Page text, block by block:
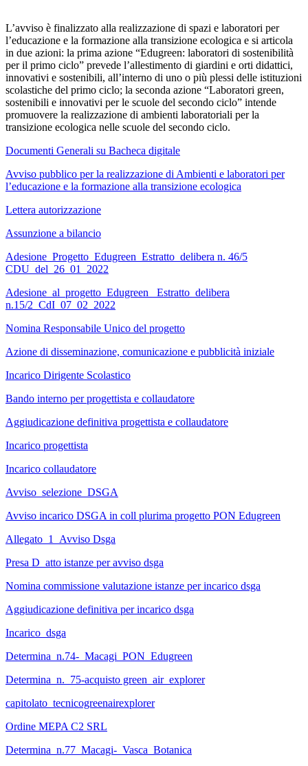
L’avviso è finalizzato alla realizzazione di spazi e laboratori per
l’educazione e la formazione alla transizione ecologica e si articola
in due azioni: la prima azione “Edugreen: laboratori di sostenibilità
per il primo ciclo” prevede l’allestimento di giardini e orti didattici,
innovativi e sostenibili, all’interno di uno o più plessi delle istituzioni
scolastiche del primo ciclo; la seconda azione “Laboratori green,
sostenibili e innovativi per le scuole del secondo ciclo” intende
promuovere la realizzazione di ambienti laboratoriali per la
transizione ecologica nelle scuole del secondo ciclo.
Documenti Generali su Bacheca digitale
Avviso pubblico per la realizzazione di Ambienti e laboratori per
l’educazione e la formazione alla transizione ecologica
Lettera autorizzazione
Assunzione a bilancio
Adesione_Progetto_Edugreen_Estratto_delibera n. 46/5
CDU_del_26_01_2022
Adesione_al_progetto_Edugreen_ Estratto_delibera
n.15/2_CdI_07_02_2022
Nomina Responsabile Unico del progetto
Azione di disseminazione, comunicazione e pubblicità iniziale
Incarico Dirigente Scolastico
Bando interno per progettista e collaudatore
Aggiudicazione definitiva progettista e collaudatore
Incarico progettista
Incarico collaudatore
Avviso_selezione_DSGA
Avviso incarico DSGA in coll plurima progetto PON Edugreen
Allegato_1_Avviso Dsga
Presa D_atto istanze per avviso dsga
Nomina commissione valutazione istanze per incarico dsga
Aggiudicazione definitiva per incarico dsga
Incarico_dsga
Determina_n.74-_Macagi_PON_Edugreen
Determina_n._75-acquisto green_air_explorer
capitolato_tecnicogreenairexplorer
Ordine MEPA C2 SRL
Determina_n.77_Macagi-_Vasca_Botanica